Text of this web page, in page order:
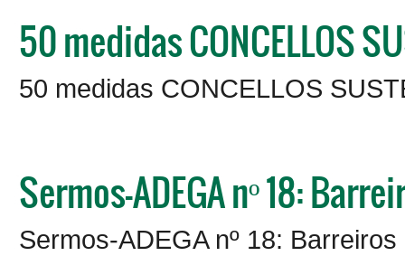
50 medidas CONCELLOS
50 medidas CONCELLOS
Sermos-ADEGA nº 18:
Sermos-ADEGA nº 18: